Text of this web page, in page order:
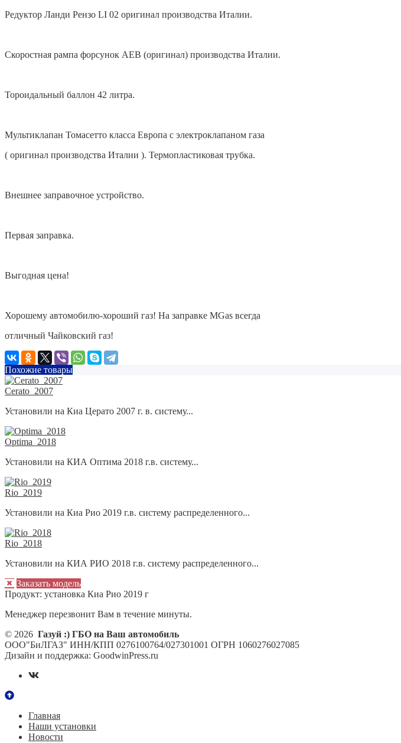
Редуктор Ланди Рензо LI 02 оригинал производства Италии.
Скоростная рампа форсунок AEB (оригинал) производства Италии.
Тороидальный баллон 42 литра.
Мультиклапан Томасетто класса Европа с электроклапаном газа
( оригинал производства Италии ). Термопластиковая трубка.
Внешнее заправочное устройство.
Первая заправка.
Выгодная цена!
Хорошему автомобилю-хороший газ! На заправке MGas всегда
отличный Чайковский газ!
Похожие товары
Cerato_2007
Установили на Киа Церато 2007 г. в. систему...
Optima_2018
Установили на КИА Оптима 2018 г.в. систему...
Rio_2019
Установили на Киа Рио 2019 г.в. систему распределенного...
Rio_2018
Установили на КИА РИО 2018 г.в. систему распределенного...
Заказать модель
Продукт: установка Киа Рио 2019 г
Менеджер перезвонит Вам в течение минуты.
© 2026 Газуй :) ГБО на Ваш автомобиль
ООО"БиЛГАЗ" ИНН/КПП 0276100764/027301001 ОГРН 1060276027085
Дизайн и поддержка: GoodwinPress.ru
Главная
Наши установки
Новости